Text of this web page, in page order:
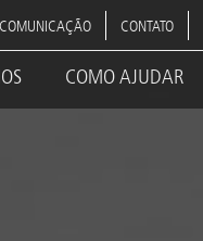
COMUNICAÇÃO CONTATO
COMO AJUDAR